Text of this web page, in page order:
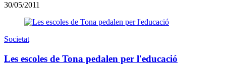
30/05/2011
Societat
Les escoles de Tona pedalen per l'educació